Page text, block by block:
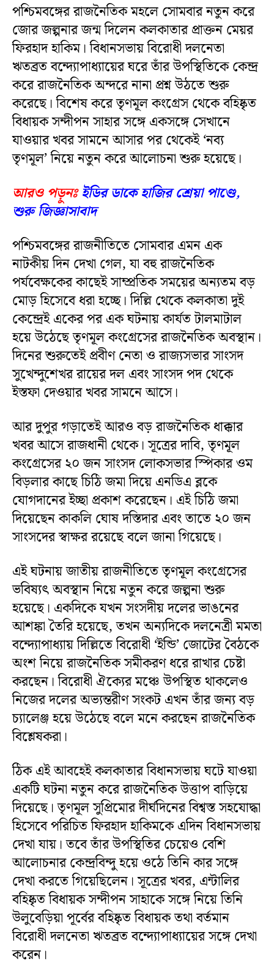
পশ্চিমবঙ্গের রাজনৈতিক মহলে সোমবার নতুন করে
জোর জল্পনার জন্ম দিলেন কলকাতার প্রাক্তন মেয়র
ফিরহাদ হাকিম। বিধানসভায় বিরোধী দলনেতা
ঋতব্রত বন্দ্যোপাধ্যায়ের ঘরে তাঁর উপস্থিতিকে কেন্দ্র
করে রাজনৈতিক অন্দরে নানা প্রশ্ন উঠতে শুরু
করেছে। বিশেষ করে তৃণমূল কংগ্রেস থেকে বহিষ্কৃত
বিধায়ক সন্দীপন সাহার সঙ্গে একসঙ্গে সেখানে
যাওয়ার খবর সামনে আসার পর থেকেই ‘নব্য
তৃণমূল’ নিয়ে নতুন করে আলোচনা শুরু হয়েছে।
আরও পড়ুনঃ ইডির ডাকে হাজির শ্রেয়া পাণ্ডে,
শুরু জিজ্ঞাসাবাদ
পশ্চিমবঙ্গের রাজনীতিতে সোমবার এমন এক
নাটকীয় দিন দেখা গেল, যা বহু রাজনৈতিক
পর্যবেক্ষকের কাছেই সাম্প্রতিক সময়ের অন্যতম বড়
মোড় হিসেবে ধরা হচ্ছে। দিল্লি থেকে কলকাতা দুই
কেন্দ্রেই একের পর এক ঘটনায় কার্যত টালমাটাল
হয়ে উঠেছে তৃণমূল কংগ্রেসের রাজনৈতিক অবস্থান।
দিনের শুরুতেই প্রবীণ নেতা ও রাজ্যসভার সাংসদ
সুখেন্দুশেখর রায়ের দল এবং সাংসদ পদ থেকে
ইস্তফা দেওয়ার খবর সামনে আসে।
আর দুপুর গড়াতেই আরও বড় রাজনৈতিক ধাক্কার
খবর আসে রাজধানী থেকে। সূত্রের দাবি, তৃণমূল
কংগ্রেসের ২০ জন সাংসদ লোকসভার স্পিকার ওম
বিড়লার কাছে চিঠি জমা দিয়ে এনডিএ ব্লকে
যোগদানের ইচ্ছা প্রকাশ করেছেন। এই চিঠি জমা
দিয়েছেন কাকলি ঘোষ দস্তিদার এবং তাতে ২০ জন
সাংসদের স্বাক্ষর রয়েছে বলে জানা গিয়েছে।
এই ঘটনায় জাতীয় রাজনীতিতে তৃণমূল কংগ্রেসের
ভবিষ্যৎ অবস্থান নিয়ে নতুন করে জল্পনা শুরু
হয়েছে। একদিকে যখন সংসদীয় দলের ভাঙনের
আশঙ্কা তৈরি হয়েছে, তখন অন্যদিকে দলনেত্রী মমতা
বন্দ্যোপাধ্যায় দিল্লিতে বিরোধী ‘ইন্ডি’ জোটের বৈঠকে
অংশ নিয়ে রাজনৈতিক সমীকরণ ধরে রাখার চেষ্টা
করছেন। বিরোধী ঐক্যের মঞ্চে উপস্থিত থাকলেও
নিজের দলের অভ্যন্তরীণ সংকট এখন তাঁর জন্য বড়
চ্যালেঞ্জ হয়ে উঠেছে বলে মনে করছেন রাজনৈতিক
বিশ্লেষকরা।
ঠিক এই আবহেই কলকাতার বিধানসভায় ঘটে যাওয়া
একটি ঘটনা নতুন করে রাজনৈতিক উত্তাপ বাড়িয়ে
দিয়েছে। তৃণমূল সুপ্রিমোর দীর্ঘদিনের বিশ্বস্ত সহযোদ্ধা
হিসেবে পরিচিত ফিরহাদ হাকিমকে এদিন বিধানসভায়
দেখা যায়। তবে তাঁর উপস্থিতির চেয়েও বেশি
আলোচনার কেন্দ্রবিন্দু হয়ে ওঠে তিনি কার সঙ্গে
দেখা করতে গিয়েছিলেন। সূত্রের খবর, এন্টালির
বহিষ্কৃত বিধায়ক সন্দীপন সাহাকে সঙ্গে নিয়ে তিনি
উলুবেড়িয়া পূর্বের বহিষ্কৃত বিধায়ক তথা বর্তমান
বিরোধী দলনেতা ঋতব্রত বন্দ্যোপাধ্যায়ের সঙ্গে দেখা
করেন।